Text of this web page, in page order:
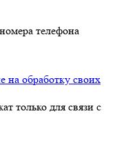
телефона
на обработку своих
только для связи с